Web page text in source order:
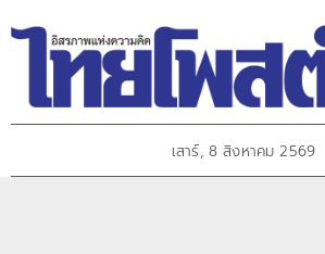
เสาร์, 8 สิงหาคม 2569